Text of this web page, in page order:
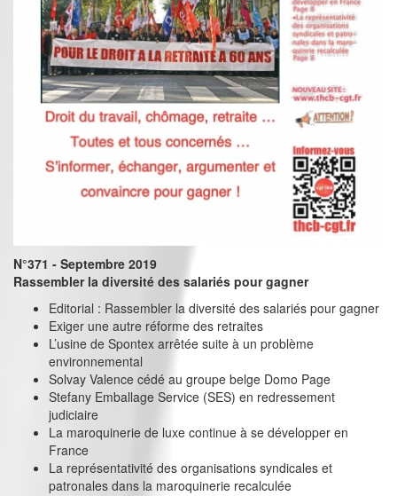
N°371 - Septembre 2019
Rassembler la diversité des salariés pour gagner
Editorial : Rassembler la diversité des salariés pour gagner
Exiger une autre réforme des retraites
L’usine de Spontex arrêtée suite à un problème
environnemental
Solvay Valence cédé au groupe belge Domo Page
Stefany Emballage Service (SES) en redressement
judiciaire
La maroquinerie de luxe continue à se développer en
France
La représentativité des organisations syndicales et
patronales dans la maroquinerie recalculée